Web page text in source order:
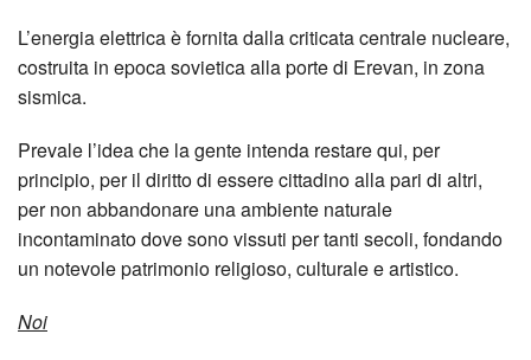
L’energia elettrica è fornita dalla criticata centrale nucleare,
costruita in epoca sovietica alla porte di Erevan, in zona
sismica.
Prevale l’idea che la gente intenda restare qui, per
principio, per il diritto di essere cittadino alla pari di altri,
per non abbandonare una ambiente naturale
incontaminato dove sono vissuti per tanti secoli, fondando
un notevole patrimonio religioso, culturale e artistico.
Noi